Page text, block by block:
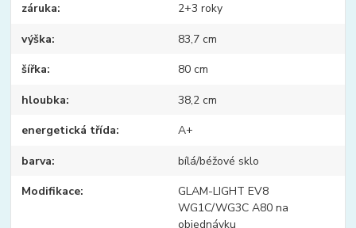
záruka 2+3 roky
výška 83,7 cm
šířka 80 cm
hloubka 38,2 cm
energetická třída A+
barva bílá/béžové sklo
Modifikace
GLAM-LIGHT EV8
WG1C/WG3C A80 na
objednávku